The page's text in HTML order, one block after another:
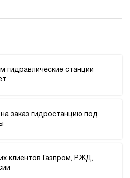
гидравлические станции
заказ гидростанцию под
клиентов Газпром, РЖД,